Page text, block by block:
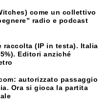
come un collettivo
radio e podcast
raccolta (IP in testa). Italia
Editori anziché
autorizzato passaggio
Ora si gioca la partita